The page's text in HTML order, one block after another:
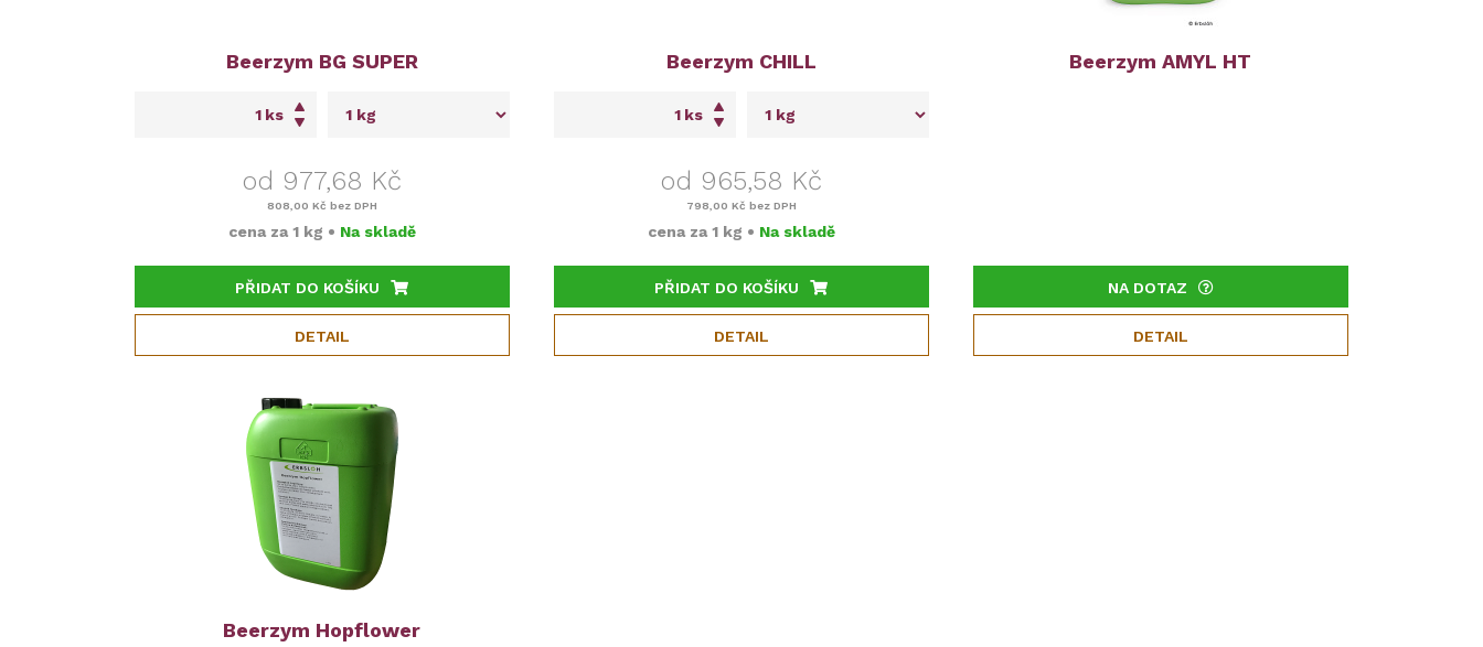
Beerzym BG SUPER
ks
od 977,68 Kč
808,00 Kč bez DPH
cena za 1 kg • Na skladě
PŘIDAT DO KOŠÍKU
DETAIL
Beerzym CHILL
ks
od 965,58 Kč
798,00 Kč bez DPH
cena za 1 kg • Na skladě
PŘIDAT DO KOŠÍKU
DETAIL
Beerzym AMYL HT
NA DOTAZ
DETAIL
Beerzym Hopflower